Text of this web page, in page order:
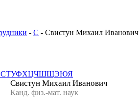
- С - Свистун Михаил Иванович
СТУФХЦЧШЩЭЮЯ
Свистун Михаил Иванович
Канд. физ.-мат. наук